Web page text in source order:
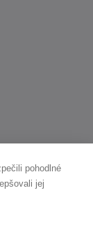
pohodlné
jej